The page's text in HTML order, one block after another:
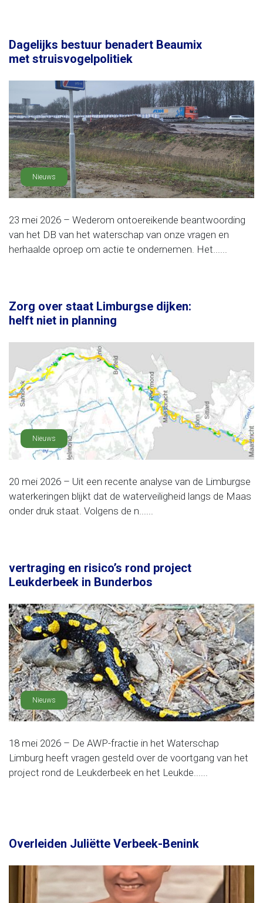
Dagelijks bestuur benadert Beaumix
met struisvogelpolitiek
Nieuws
23 mei 2026 – Wederom ontoereikende beantwoording
van het DB van het waterschap van onze vragen en
herhaalde oproep om actie te ondernemen. Het......
Zorg over staat Limburgse dijken:
helft niet in planning
Nieuws
20 mei 2026 – Uit een recente analyse van de Limburgse
waterkeringen blijkt dat de waterveiligheid langs de Maas
onder druk staat. Volgens de n......
vertraging en risico’s rond project
Leukderbeek in Bunderbos
Nieuws
18 mei 2026 – De AWP-fractie in het Waterschap
Limburg heeft vragen gesteld over de voortgang van het
project rond de Leukderbeek en het Leukde......
Overleiden Juliëtte Verbeek-Benink